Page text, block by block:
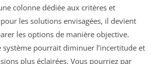
colonne dédiée aux critères et
les solutions envisagées, il devient
les options de manière objective.
système pourrait diminuer l’incertitude et
plus éclairées. Vous pourriez par